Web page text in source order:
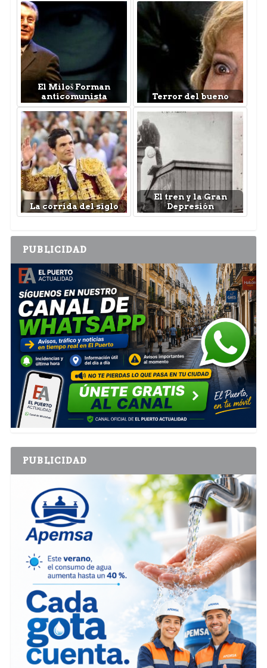
El Miloš Forman
anticomunista
Terror del bueno
La corrida del siglo
El tren y la Gran
Depresión
PUBLICIDAD
PUBLICIDAD